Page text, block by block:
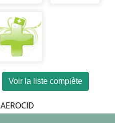
AEROCID
Voir la liste complète